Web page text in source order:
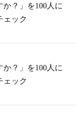
か？」を100人に
ェック
か？」を100人に
ェック